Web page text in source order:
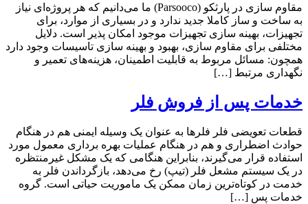
مقاوم سازی در پارثکو (Parsooco) ما می‌دانیم که هر پروژه‌ای نیاز
به ساخت و ساز کاملا جدید ندارد و در بسیاری از موارد، برای
تجهیزات، بهینه سازی تجهیزات موجود امکان پذیر است. دلایل
مختلفی برای مقاوم سازی، بهبود و بهینه سازی تاسیسات وجود دارد
همچون: مسائل مربوط به قابلیت اطمینان، هزینه‌های تعمیر و
نگهداری مرتبط […]
خدمات پس از فروش فلر
قطعات تعویضی فلر فلرها به عنوان یک وسیله ایمنی هم در هنگام
حوادث اضطراری و هم در هنگام عملیات بهره برداری معمول مورد
استفاده قرار می‌گیرند، بنابراین هنگامی که یک مشکل غیرمنتظره
در یک سیستم مشعل فلر (تیپ) رخ می‌دهد، بازگرداندن فلر به
خدمت در کوتاه‌ترین زمان ممکن یک ماموریت حیاتی است. گروه
خدمات پس […]